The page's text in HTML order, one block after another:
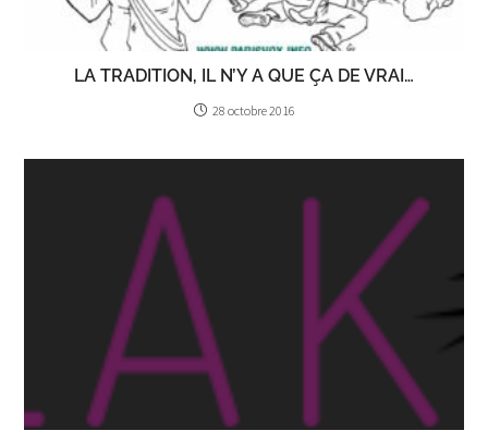
LA TRADITION, IL N’Y A QUE ÇA DE VRAI…
28 octobre 2016